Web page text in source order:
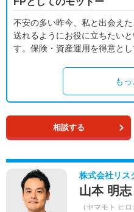
不安の多い昨今、私と出会え
送れるようにお役に立ちたい
す。保険・資産運用を得意とし
も
相談する
株式会社リス
山本 明志
（ヤマモト ヒロ